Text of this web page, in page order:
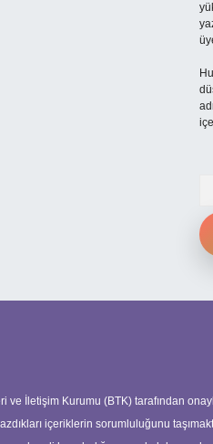
İletişim Kurumu (BTK) tarafından
içeriklerin sorumluluğunu